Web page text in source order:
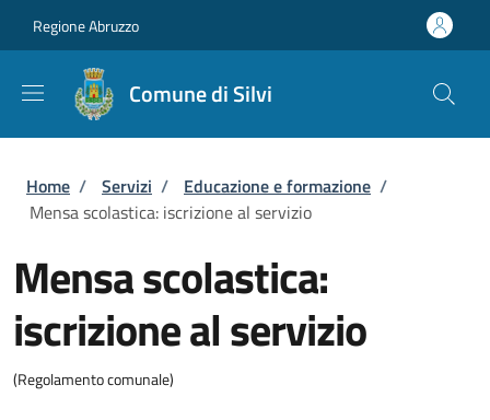
Regione Abruzzo
Comune di Silvi
Briciole di pane
Home / Servizi / Educazione e formazione /
Mensa scolastica: iscrizione al servizio
Mensa scolastica:
iscrizione al servizio
(Regolamento comunale)